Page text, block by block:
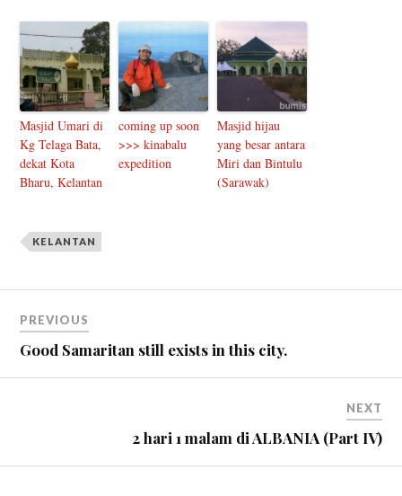
Masjid Umari di
Kg Telaga Bata,
dekat Kota
Bharu, Kelantan
coming up soon
>>> kinabalu
expedition
Masjid hijau
yang besar antara
Miri dan Bintulu
(Sarawak)
KELANTAN
PREVIOUS
Good Samaritan still exists in this city.
NEXT
2 hari 1 malam di ALBANIA (Part IV)